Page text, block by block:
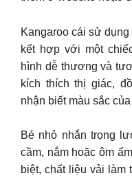
Kangaroo cái sử
kết hợp với một
hình dễ thương và
kích thích thị giác,
nhận biết màu sắc của
Bé nhỏ nhắn trọng
cầm, nắm hoặc ôm
biệt, chất liệu vải